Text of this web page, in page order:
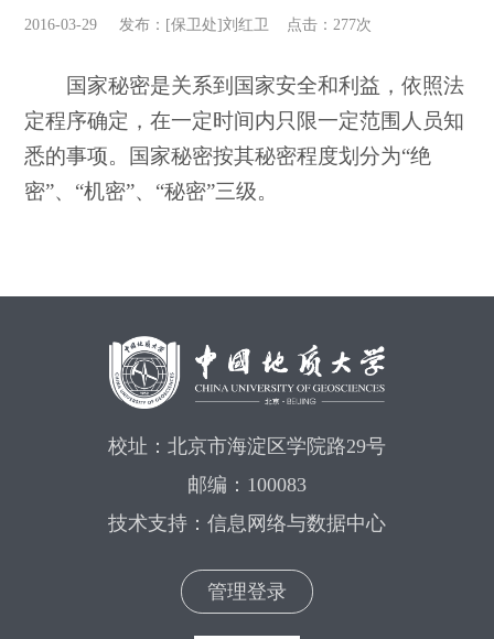
2016-03-29 发布：[保卫处]刘红卫 点击： 277次
国家秘密是关系到国家安全和利益，依照法
定程序确定，在一定时间内只限一定范围人员知
悉的事项。国家秘密按其秘密程度划分为“绝
密”、“机密”、“秘密”三级。
校址：北京市海淀区学院路29号
邮编：100083
技术支持：信息网络与数据中心
管理登录